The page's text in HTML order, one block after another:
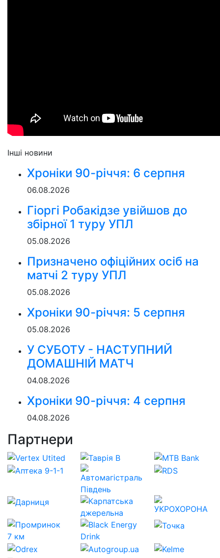
Інші новини
Хроніки 90-річчя: 6 серпня
06.08.2026
Гіоргі Робакідзе увійшов до
збірної 1 туру УПЛ
05.08.2026
Призначено офіційних осіб на
матчі 2 туру УПЛ
05.08.2026
Хроніки 90-річчя: 5 серпня
05.08.2026
У СУБОТУ - НАСТУПНИЙ
ДОМАШНІЙ МАТЧ
04.08.2026
Хроніки 90-річчя: 4 серпня
04.08.2026
Партнери